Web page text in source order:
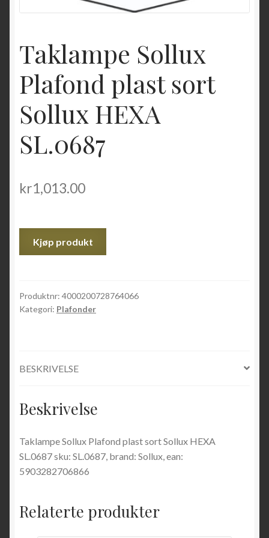
Taklampe Sollux
Plafond plast sort
Sollux HEXA
SL.0687
kr1,013.00
Kjøp produkt
Produktnr: 4000200728764066
Kategori: Plafonder
BESKRIVELSE
Beskrivelse
Taklampe Sollux Plafond plast sort Sollux HEXA
SL.0687 sku: SL.0687, brand: Sollux, ean:
5903282706866
Relaterte produkter